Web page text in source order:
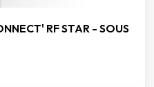
RF STAR - SOUS